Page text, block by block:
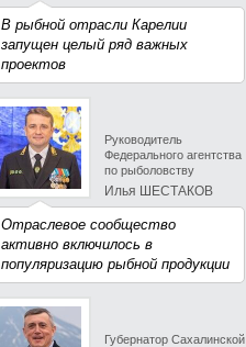
В рыбной отрасли Карелии
запущен целый ряд важных
проектов
Руководитель
Федерального агентства
по рыболовству
Илья ШЕСТАКОВ
Отраслевое сообщество
активно включилось в
популяризацию рыбной продукции
Губернатор Сахалинской